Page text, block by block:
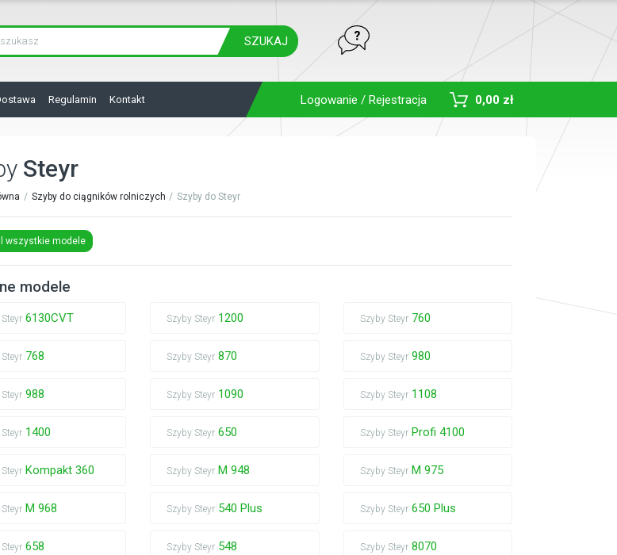
SZUKAJ
Regulamin Kontakt Logowanie / Rejestracja 0,00 zł
Steyr
Szyby do ciągników rolniczych Szyby do Steyr
wszystkie modele
modele
6130CVT Szyby Steyr 1200 Szyby Steyr760
768 Szyby Steyr 870 Szyby Steyr980
988 Szyby Steyr 1090 Szyby Steyr1108
1400 Szyby Steyr 650 Szyby SteyrProfi 4100
Kompakt 360 Szyby Steyr M 948 Szyby SteyrM 975
M 968 Szyby Steyr 540 Plus Szyby Steyr650 Plus
658 Szyby Steyr 548 Szyby Steyr8070